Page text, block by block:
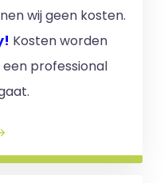
wij geen kosten.
Kosten worden
professional